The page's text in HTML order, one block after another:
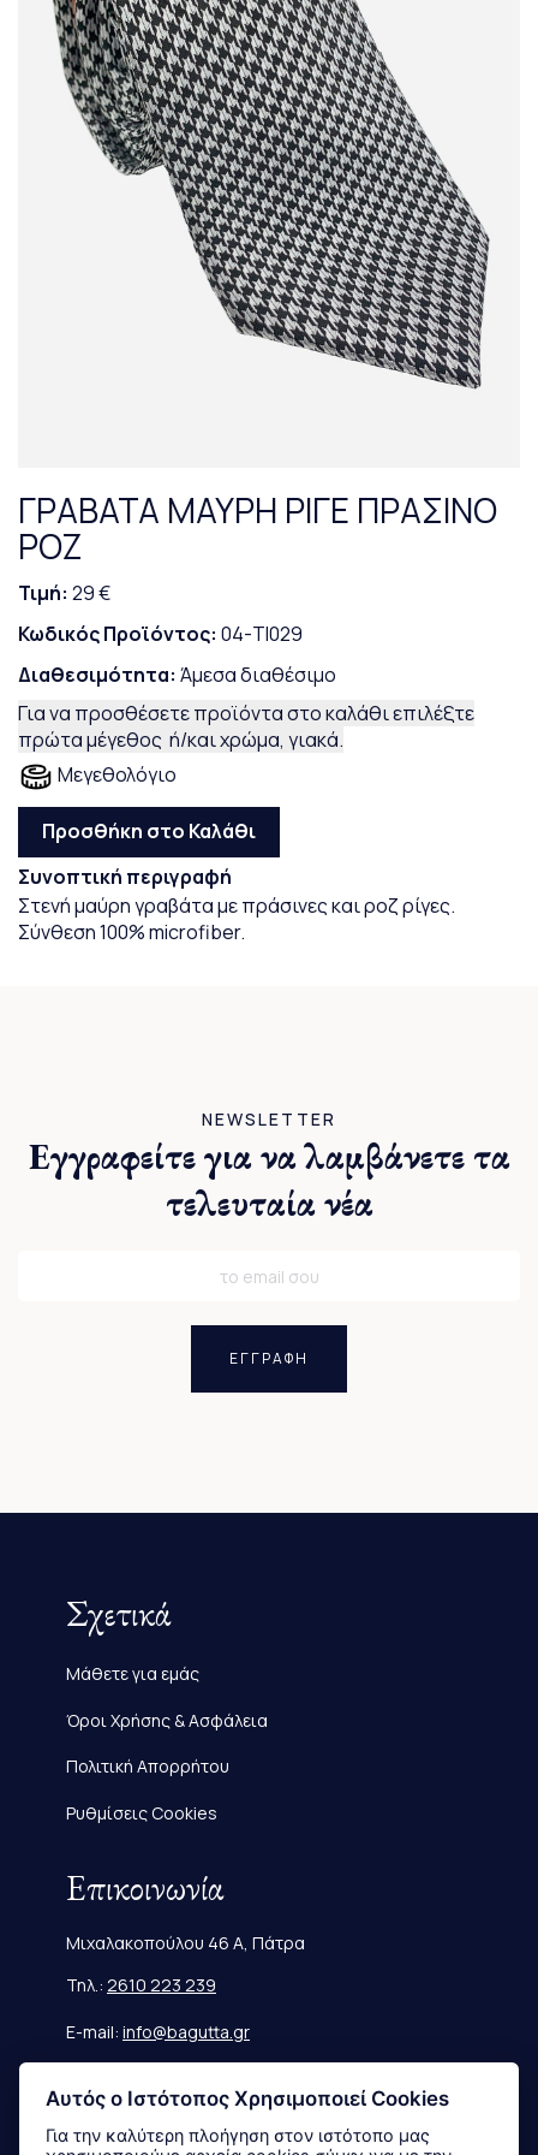
ΓΡΑΒΑΤΑ ΜΑΥΡΗ ΡΙΓΕ ΠΡΑΣΙΝΟ
ΡΟΖ
Τιμή: 29 €
Κωδικός Προϊόντος: 04-TI029
Διαθεσιμότητα: Άμεσα διαθέσιμο
Για να προσθέσετε προϊόντα στο καλάθι επιλέξτε
πρώτα μέγεθος ή/και χρώμα, γιακά.
Μεγεθολόγιο
Προσθήκη στο Καλάθι
Συνοπτική περιγραφή
Στενή μαύρη γραβάτα με πράσινες και ροζ ρίγες.
Σύνθεση 100% microfiber.
NEWSLETTER
Εγγραφείτε για να λαμβάνετε τα
τελευταία νέα
ΕΓΓΡΑΦΗ
Σχετικά
Μάθετε για εμάς
Όροι Χρήσης & Ασφάλεια
Πολιτική Απορρήτου
Ρυθμίσεις Cookies
Επικοινωνία
Μιχαλακοπούλου 46 Α, Πάτρα
Τηλ.: 2610 223 239
E-mail: info@bagutta.gr
Πληροφορίες
Αυτός ο Ιστότοπος Χρησιμοποιεί Cookies
Για την καλύτερη πλοήγηση στον ιστότοπο μας